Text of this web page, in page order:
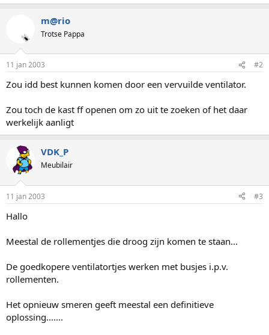
m@rio
Trotse Pappa
11 jan 2003 #2
Zou idd best kunnen komen door een vervuilde ventilator.
Zou toch de kast ff openen om zo uit te zoeken of het daar
werkelijk aanligt
VDK_P
Meubilair
11 jan 2003 #3
Hallo
Meestal de rollementjes die droog zijn komen te staan...
De goedkopere ventilatortjes werken met busjes i.p.v.
rollementen.
Het opnieuw smeren geeft meestal een definitieve
oplossing.......